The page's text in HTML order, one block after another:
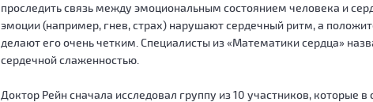
проследить связь между эмоциональным состоянием человека и
эмоции (например, гнев, страх) нарушают сердечный ритм, а
делают его очень четким. Специалисты из «Математики сердца»
сердечной слаженностью.
Доктор Рейн сначала исследовал группу из 10 участников, которые